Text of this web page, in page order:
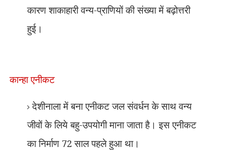
कारण शाकाहारी वन्य-प्राणियों की संख्या में बढ़ोत्तरी
हुई।
कान्हा एनीकट
देशीनाला में बना एनीकट जल संवर्धन के साथ वन्य
जीवों के लिये बहु-उपयोगी माना जाता है। इस एनीकट
का निर्माण 72 साल पहले हुआ था।